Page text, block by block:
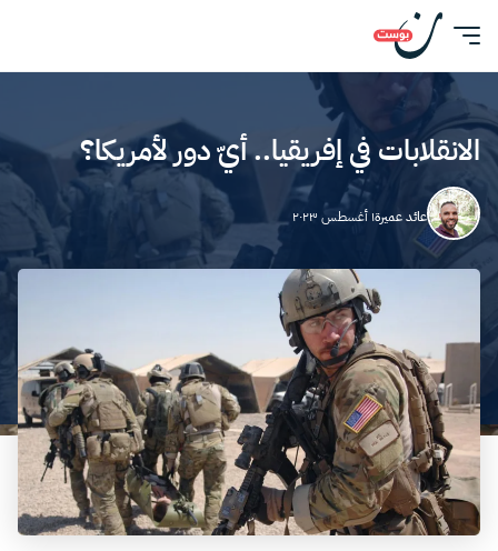
الانقلابات في إفريقيا.. أيّ دور لأمريكا؟
عائد عميرة١ أغسطس ٢٠٢٣